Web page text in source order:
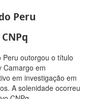
Peru
Peru outorgou o título
Camargo em
em investigação em
A solenidade ocorreu